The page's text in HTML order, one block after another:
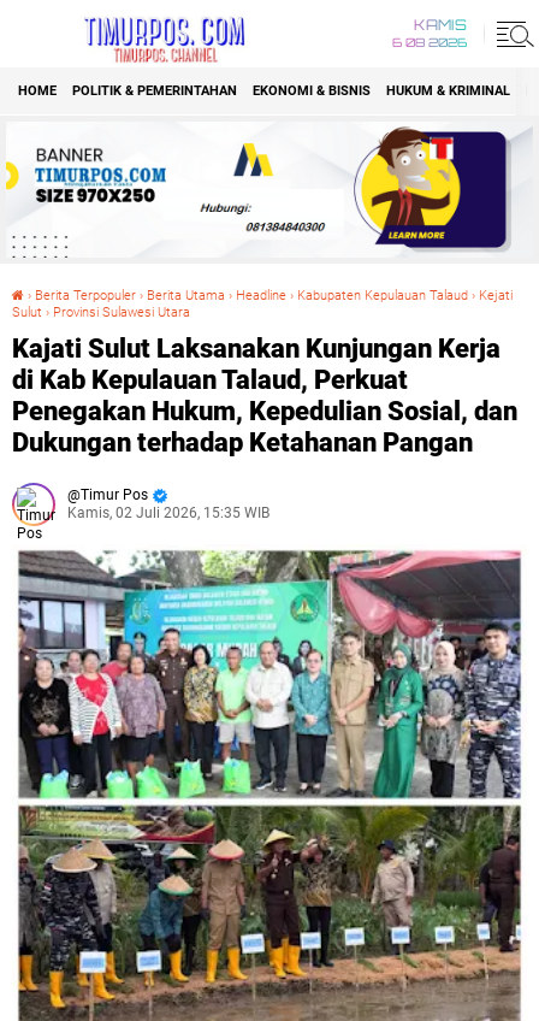
KAMIS
6 08 2026
HOME POLITIK & PEMERINTAHAN EKONOMI & BISNIS HUKUM & KRIMINAL
› Berita Terpopuler › Berita Utama › Headline › Kabupaten Kepulauan Talaud › Kejati
Sulut › Provinsi Sulawesi Utara
Kajati Sulut Laksanakan Kunjungan Kerja
di Kab Kepulauan Talaud, Perkuat
Penegakan Hukum, Kepedulian Sosial, dan
Dukungan terhadap Ketahanan Pangan
Timur Pos
Kamis, 02 Juli 2026, 15:35 WIB